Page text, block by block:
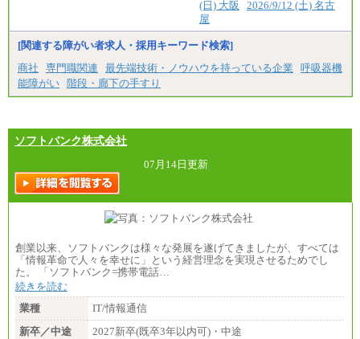
(日) 大阪
2026/9/12 (土) 名古
屋
[関連する障がい者求人・採用キーワード検索]
商社
専門職関連 最先端技術・ノウハウを持っている企業
呼吸器機
能障がい 階段・廊下の手すり
ソフトバンク株式会社
07月14日更新
創業以来、ソフトバンクは様々な発展を遂げてきましたが、すべては
「情報革命で人々を幸せに」という経営理念を実現させるためでし
た。 「ソフトバンク=携帯電話…
続きを読む
業種
IT/情報通信
新卒／中途
2027新卒(既卒3年以内可)・中途